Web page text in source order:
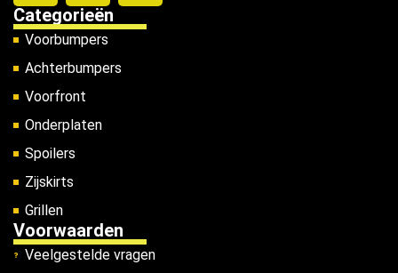
Categorieën
Voorbumpers
Achterbumpers
Voorfront
Onderplaten
Spoilers
Zijskirts
Grillen
Voorwaarden
Veelgestelde vragen